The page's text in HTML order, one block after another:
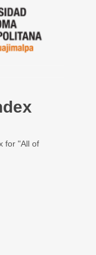
for "All of